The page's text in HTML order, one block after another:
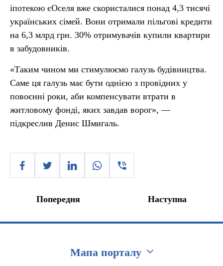
іпотекою єОселя вже скористалися понад 4,3 тисячі
українських сімей. Вони отримали пільгові кредити
на 6,3 млрд грн. 30% отримувачів купили квартири
в забудовників.
«Таким чином ми стимулюємо галузь будівництва.
Саме ця галузь має бути однією з провідних у
повоєнні роки, аби компенсувати втрати в
житловому фонді, яких завдав ворог», —
підкреслив Денис Шмигаль.
Попередня Наступна
Мапа порталу